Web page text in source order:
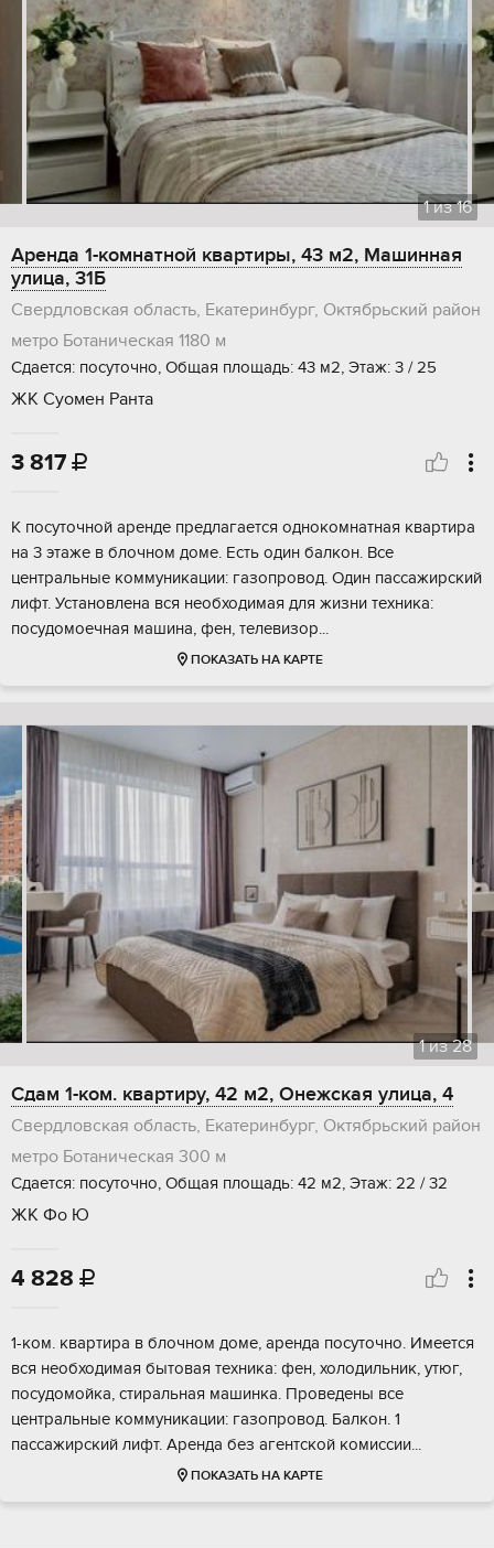
1из16
Аренда 1-комнатной квартиры, 43 м2, Машинная
улица, 31Б
Свердловская область, Екатеринбург, Октябрьский район
метро Ботаническая 1180 м
Сдается: посуточно, Общая площадь: 43 м2, Этаж: 3 / 25
ЖК Суомен Ранта
3 817 
К посуточной аренде предлагается однокомнатная квартира
на 3 этаже в блочном доме. Есть один балкон. Все
центральные коммуникации: газопровод. Один пассажирский
лифт. Установлена вся необходимая для жизни техника:
посудомоечная машина, фен, телевизор...
ПОКАЗАТЬ НА КАРТЕ
1из28
Сдам 1-ком. квартиру, 42 м2, Онежская улица, 4
Свердловская область, Екатеринбург, Октябрьский район
метро Ботаническая 300 м
Сдается: посуточно, Общая площадь: 42 м2, Этаж: 22 / 32
ЖК Фо Ю
4 828 
1-ком. квартира в блочном доме, аренда посуточно. Имеется
вся необходимая бытовая техника: фен, холодильник, утюг,
посудомойка, стиральная машинка. Проведены все
центральные коммуникации: газопровод. Балкон. 1
пассажирский лифт. Аренда без агентской комиссии...
ПОКАЗАТЬ НА КАРТЕ